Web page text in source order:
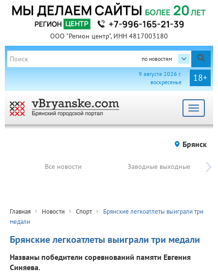
ООО "Регион центр", ИНН 4817003180
по новостям
18+
9 августа 2026 г.
воскресенье
Toggle
Брянск
Все новости Заводные выходные
Главная Новости Спорт
Брянские легкоатлеты выиграли три
медали
Брянские легкоатлеты выиграли три медали
Названы победители соревнований памяти Евгения
Синяева.